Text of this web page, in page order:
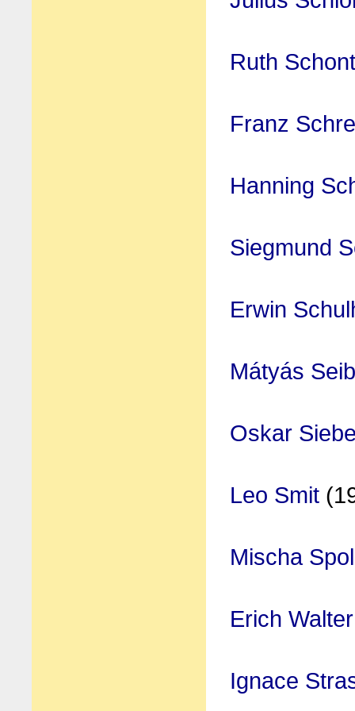
Ruth
Franz
Hanning
Siegmund
Erwin
Mátyás
Oskar
Leo Smit
Mischa
Erich
Ignace